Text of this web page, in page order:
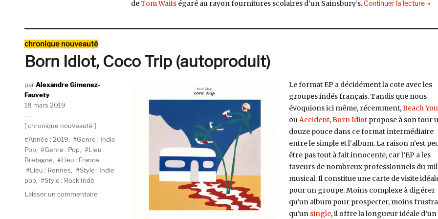
deTom Waitségaré au rayon fournitures scolaires d’un Sainsbury’s. Continuer la lecturede
Catégories
chronique nouveauté
Born Idiot, Coco Trip (autoproduit)
Le format EP a décidément la cote avec les
groupes indés français. Tandis que nous
évoquions ici même, récemment,Beach
ouAccident,Born Idiotpropose à son tour
douze pouce dans ce format intermédiaire
entre le simple et l’album. La raison n’est
être pas tout à fait innocente, car l’EP a les
faveurs de nombreux professionnels du
musical. Il constitue une carte de visite
pour un groupe. Moins complexe à digérer
qu’un album pour prospecter, moins
qu’un single, il offre la longueur idéale d’un
AuteurAlexandre Gimenez-
Fauvety
Publié
le
18 mars 2019
Catégories
chronique nouveauté
Étiquettes
Année : 2019
Genre : Indie
Pop
Genre : Pop
Lieu :
Bretagne
Lieu : France
Lieu : Rennes
Style : Indie
pop
Style : Rock Indé
Laisser un commentaire